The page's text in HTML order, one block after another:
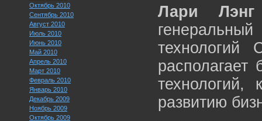
Октябрь 2010
Сентябрь 2010
Август 2010
Июль 2010
Июнь 2010
Май 2010
Апрель 2010
Март 2010
Февраль 2010
Январь 2010
Декабрь 2009
Ноябрь 2009
Октябрь 2009
Лари Лэнг
технологий
технологий,
развитию